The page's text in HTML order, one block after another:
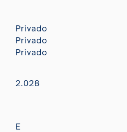
Privado
Privado
Privado
2.028
E